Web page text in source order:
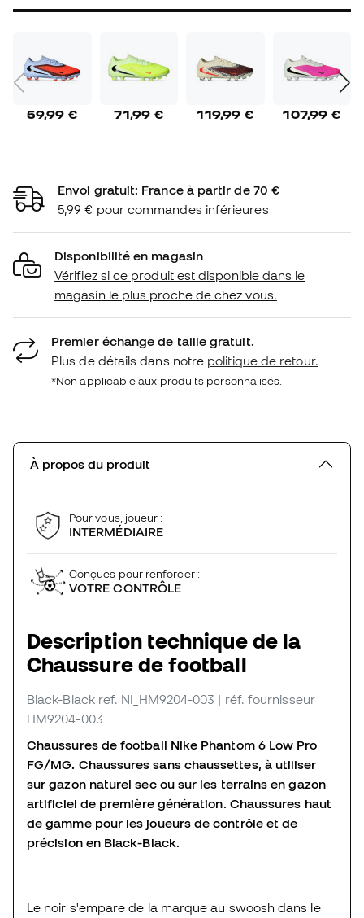
59,99 € 71,99 € 119,99 € 107,99 €
Envoi gratuit: France à partir de 70 €
5,99 € pour commandes inférieures
Disponibilité en magasin
Vérifiez si ce produit est disponible dans le
magasin le plus proche de chez vous.
Premier échange de taille gratuit.
Plus de détails dans notre politique de retour.
*Non applicable aux produits personnalisés.
À propos du produit
Pour vous, joueur :
INTERMÉDIAIRE
Conçues pour renforcer :
VOTRE CONTRÔLE
Description technique de la
Chaussure de football
Black-Black ref. NI_HM9204-003 | réf. fournisseur
HM9204-003
Chaussures de football Nike Phantom 6 Low Pro
FG/MG. Chaussures sans chaussettes, à utiliser
sur gazon naturel sec ou sur les terrains en gazon
artificiel de première génération. Chaussures haut
de gamme pour les joueurs de contrôle et de
précision en Black-Black.
Le noir s'empare de la marque au swoosh dans le